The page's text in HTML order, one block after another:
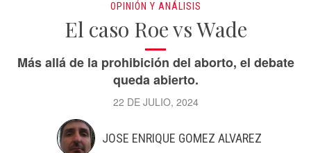
OPINIÓN Y ANÁLISIS
El caso Roe vs Wade
Más allá de la prohibición del aborto, el debate
queda abierto.
22 DE JULIO, 2024
JOSE ENRIQUE GOMEZ ALVAREZ